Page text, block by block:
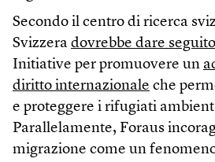
Secondo il centro di ricerca
Svizzera dovrebbe dare seguito
Initiative per promuovere un
diritto internazionale che
e proteggere i rifugiati
Parallelamente, Foraus
migrazione come un